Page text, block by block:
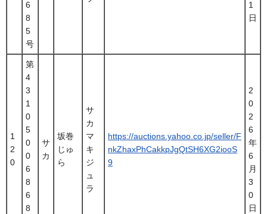
6
8
5
号
1
日
1
2
0
第
4
3
1
0
5
0
0
6
8
6
8
サ
カ
坂巻
じゅ
ら
サ
カ
マ
キ
ジ
ュ
ラ
https://auctions.yahoo.co.jp/seller/F
nkZhaxPhCakkpJgQtSH6XG2iooS
9
2
0
2
6
年
6
月
3
0
日